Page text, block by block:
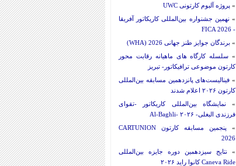
» پروژه آلبوم کارتونی UWC
» نهمین جشنواره بین‌المللی کاریکاتور آفریقا
- FICA 2026
» برندگان جوایز طنز جهانی 2026 (WHA)
» سلسله کارگاه های ماهیانه رقابت محور
کارتون موضوعی ترافیکاتور- تبریز
» فینالیست‌های پانزدهمین مسابقه بین‌المللی
کارتون ۲۰۲۶ اعلام شدند
» نمایشگاه بین‌المللی کاریکاتور -تقوای
فرزندی البغلی- Al-Baghli- ۲۰۲۶
»
پنجمین مسابقه کارتون CARTUNION
2026
» نتایج سیزدهمین دوره جایزه بین‌المللی
Caneva Ride کانوا راید ۲۰۲۶